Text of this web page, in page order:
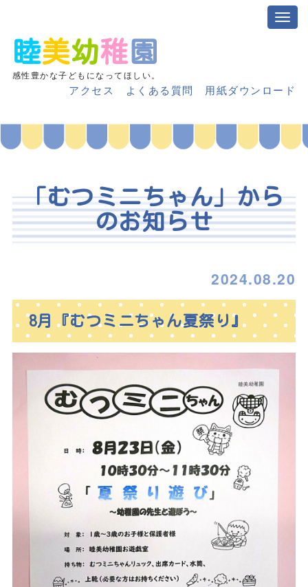
睦美幼稚 園
感性豊かな子どもになってほしい。
アクセス よくある質問 用紙ダウンロード
「むつミニちゃん」から
のお知らせ
2024.08.20
8月『むつミニちゃん夏祭り』